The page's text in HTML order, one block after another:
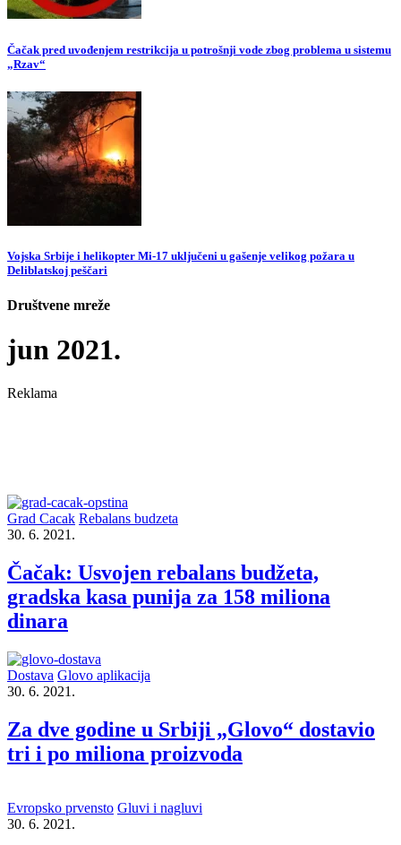
Čačak pred uvođenjem restrikcija u potrošnji vode zbog problema u sistemu
„Rzav“
Vojska Srbije i helikopter Mi-17 uključeni u gašenje velikog požara u
Deliblatskoj peščari
Društvene mreže
jun 2021.
Reklama
Grad Cacak Rebalans budzeta
30. 6. 2021.
Čačak: Usvojen rebalans budžeta,
gradska kasa punija za 158 miliona
dinara
Dostava Glovo aplikacija
30. 6. 2021.
Za dve godine u Srbiji „Glovo“ dostavio
tri i po miliona proizvoda
Evropsko prvensto Gluvi i nagluvi
30. 6. 2021.